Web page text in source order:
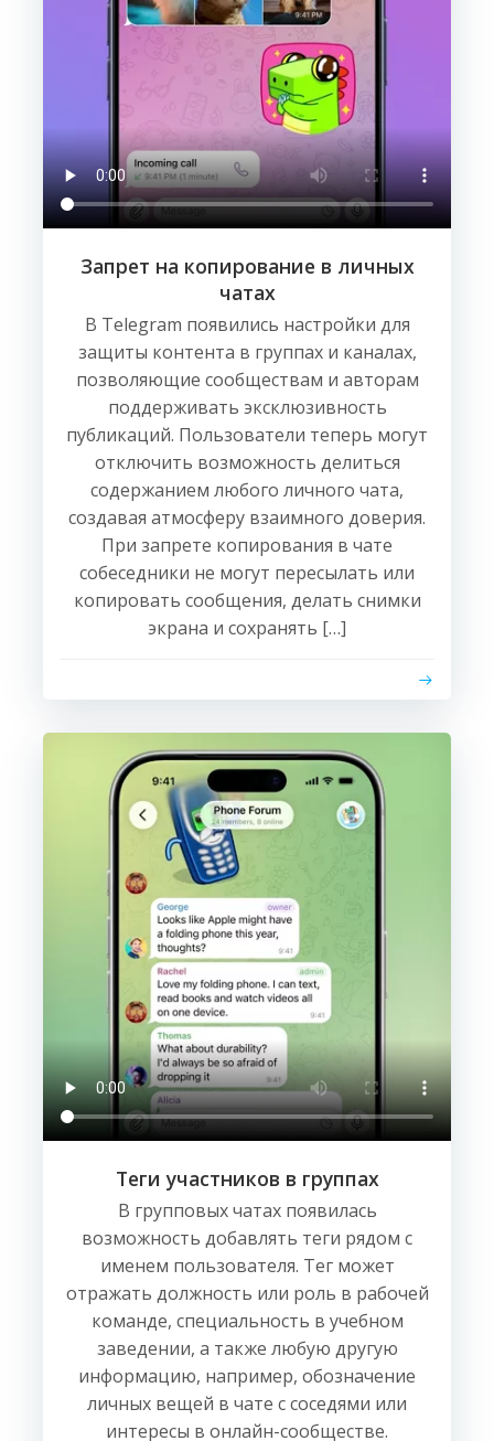
Запрет на копирование в личных
чатах
В Telegram появились настройки для
защиты контента в группах и каналах,
позволяющие сообществам и авторам
поддерживать эксклюзивность
публикаций. Пользователи теперь могут
отключить возможность делиться
содержанием любого личного чата,
создавая атмосферу взаимного доверия.
При запрете копирования в чате
собеседники не могут пересылать или
копировать сообщения, делать снимки
экрана и сохранять […]
Теги участников в группах
В групповых чатах появилась
возможность добавлять теги рядом с
именем пользователя. Тег может
отражать должность или роль в рабочей
команде, специальность в учебном
заведении, а также любую другую
информацию, например, обозначение
личных вещей в чате с соседями или
интересы в онлайн-сообществе.